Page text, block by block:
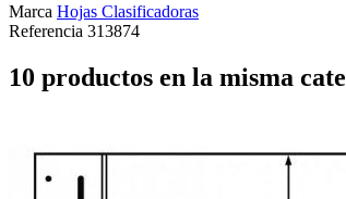
Marca Hojas Clasificadoras
Referencia 313874
10 productos en la misma